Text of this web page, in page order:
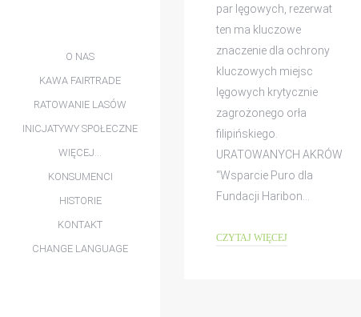
O NAS
KAWA FAIRTRADE
RATOWANIE LASÓW
DESZCZOWYCH
INICJATYWY SPOŁECZNE
WIĘCEJ…
KONSUMENCI
HISTORIE
KONTAKT
CHANGE LANGUAGE
par lęgowych, rezerwat
ten ma kluczowe
znaczenie dla ochrony
kluczowych miejsc
lęgowych krytycznie
zagrożonego orła
filipińskiego.
URATOWANYCH AKRÓW
“Wsparcie Puro dla
Fundacji Haribon…
CZYTAJ WIĘCEJ